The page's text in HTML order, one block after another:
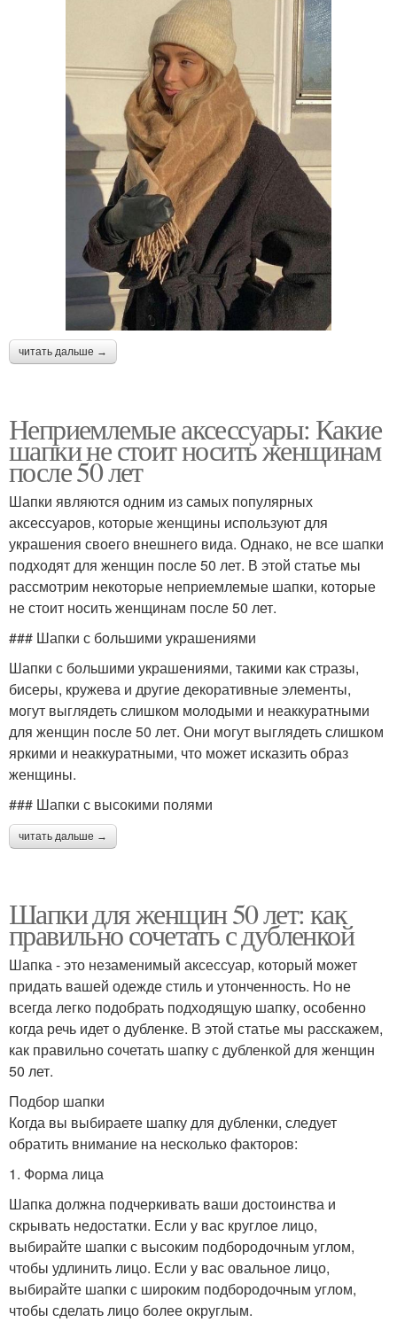
читать дальше →
Неприемлемые аксессуары: Какие
шапки не стоит носить женщинам
после 50 лет
Шапки являются одним из самых популярных
аксессуаров, которые женщины используют для
украшения своего внешнего вида. Однако, не все шапки
подходят для женщин после 50 лет. В этой статье мы
рассмотрим некоторые неприемлемые шапки, которые
не стоит носить женщинам после 50 лет.
### Шапки с большими украшениями
Шапки с большими украшениями, такими как стразы,
бисеры, кружева и другие декоративные элементы,
могут выглядеть слишком молодыми и неаккуратными
для женщин после 50 лет. Они могут выглядеть слишком
яркими и неаккуратными, что может исказить образ
женщины.
### Шапки с высокими полями
читать дальше →
Шапки для женщин 50 лет: как
правильно сочетать с дубленкой
Шапка - это незаменимый аксессуар, который может
придать вашей одежде стиль и утонченность. Но не
всегда легко подобрать подходящую шапку, особенно
когда речь идет о дубленке. В этой статье мы расскажем,
как правильно сочетать шапку с дубленкой для женщин
50 лет.
Подбор шапки
Когда вы выбираете шапку для дубленки, следует
обратить внимание на несколько факторов:
1. Форма лица
Шапка должна подчеркивать ваши достоинства и
скрывать недостатки. Если у вас круглое лицо,
выбирайте шапки с высоким подбородочным углом,
чтобы удлинить лицо. Если у вас овальное лицо,
выбирайте шапки с широким подбородочным углом,
чтобы сделать лицо более округлым.